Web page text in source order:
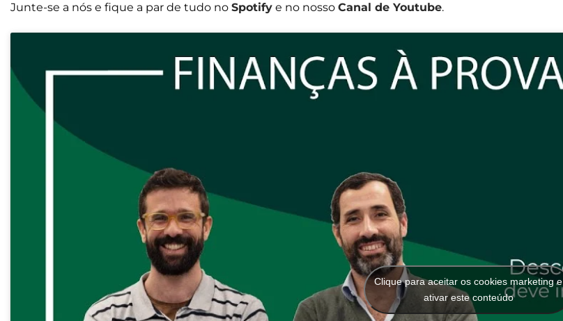
Junte-se a nós e fique a par de tudo no Spotify e no nosso Canal de Youtube.
Clique para aceitar os cookies marketing e
ativar este conteúdo